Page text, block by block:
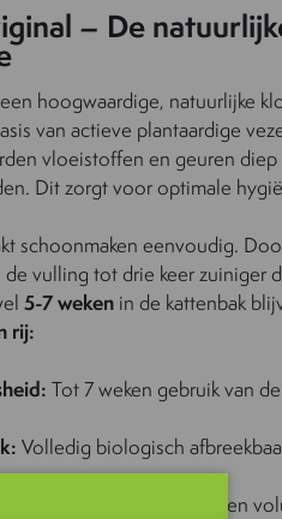
– De
hoogwaardige, natuurlijke
van actieve plantaardige
vloeistoffen en geuren
Dit zorgt voor optimale
schoonmaken eenvoudig.
vulling tot drie keer zuiniger
5-7weken in de kattenbak
rij:
Tot 7 weken gebruik van
Volledig biologisch
Neemt tot 7x het eigen